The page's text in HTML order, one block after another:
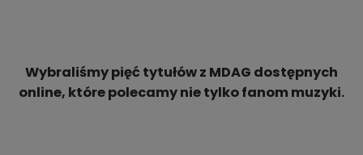
Wybraliśmy pięć tytułów z MDAG dostępnych
online, które polecamy nie tylko fanom muzyki.